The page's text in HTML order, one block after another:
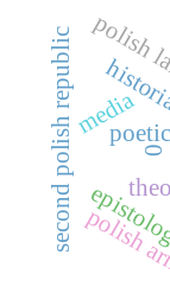
media
0
polish
polish
second polish republic